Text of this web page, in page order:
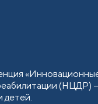
(НЦДР)
детей.